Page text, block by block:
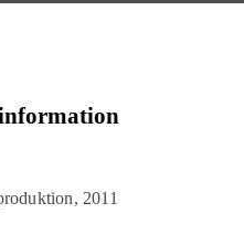
bis €14,95
2011